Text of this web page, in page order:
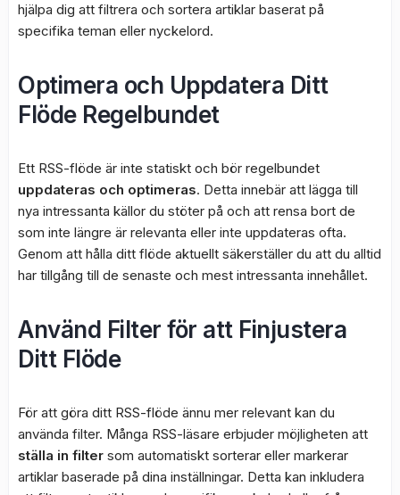
hjälpa dig att filtrera och sortera artiklar baserat på
specifika teman eller nyckelord.
Optimera och Uppdatera Ditt
Flöde Regelbundet
Ett RSS-flöde är inte statiskt och bör regelbundet
uppdateras och optimeras. Detta innebär att lägga till
nya intressanta källor du stöter på och att rensa bort de
som inte längre är relevanta eller inte uppdateras ofta.
Genom att hålla ditt flöde aktuellt säkerställer du att du alltid
har tillgång till de senaste och mest intressanta innehållet.
Använd Filter för att Finjustera
Ditt Flöde
För att göra ditt RSS-flöde ännu mer relevant kan du
använda filter. Många RSS-läsare erbjuder möjligheten att
ställa in filter som automatiskt sorterar eller markerar
artiklar baserade på dina inställningar. Detta kan inkludera